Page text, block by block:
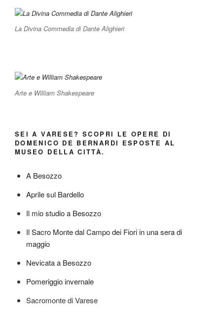
La Divina Commedia di Dante Alighieri
Arte e William Shakespeare
SEI A VARESE? SCOPRI LE OPERE DI
DOMENICO DE BERNARDI ESPOSTE AL
MUSEO DELLA CITTÀ.
A Besozzo
Aprile sul Bardello
Il mio studio a Besozzo
Il Sacro Monte dal Campo dei Fiori in una sera di
maggio
Nevicata a Besozzo
Pomeriggio invernale
Sacromonte di Varese